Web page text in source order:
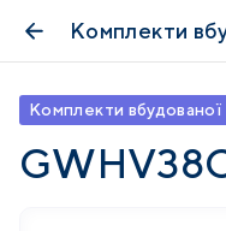
Комплекти
Комплекти вбудованої